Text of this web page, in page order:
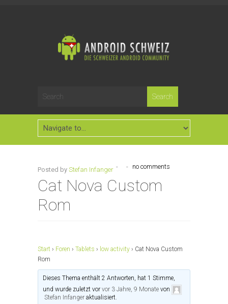
Posted by Stefan Infanger - - no comments
Cat Nova Custom
Rom
Start › Foren › Tablets › low activity › Cat Nova Custom
Rom
Dieses Thema enthält 2 Antworten, hat 1 Stimme,
und wurde zuletzt vorvor 3 Jahre, 9 Monate von
Stefan Infanger aktualisiert.